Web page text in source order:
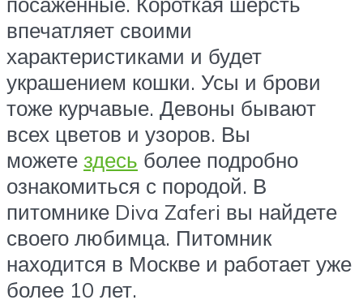
впечатляет своими
характеристиками и будет
украшением кошки. Усы и брови
тоже курчавые. Девоны бывают
всех цветов и узоров. Вы
можете здесь более подробно
ознакомиться с породой. В
питомнике Diva Zaferi вы найдете
своего любимца. Питомник
находится в Москве и работает уже
более 10 лет.